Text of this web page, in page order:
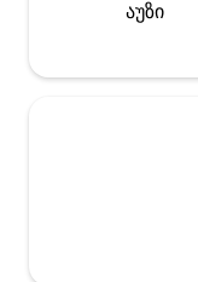
აუზი